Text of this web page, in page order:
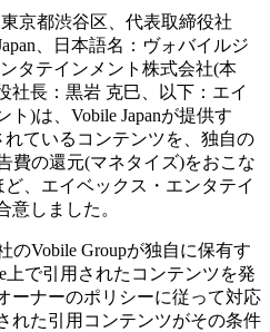
京都渋谷区、代表取締役社
、日本語名：ヴォバイルジ
タテインメント株式会社(本
社長：黒岩 克巳、以下：エイ
)は、Vobile Japanが提供す
れているコンテンツを、独自の
費の還元(マネタイズ)をおこな
、エイベックス・エンタテイ
意しました。
のVobile Groupが独自に保有す
上で引用されたコンテンツを発
ーナーのポリシーに従って対応
れた引用コンテンツがその条件